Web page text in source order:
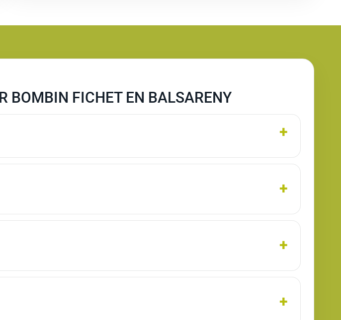
BOMBIN FICHET EN BALSARENY